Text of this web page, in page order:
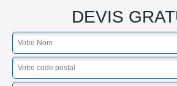
DEVIS